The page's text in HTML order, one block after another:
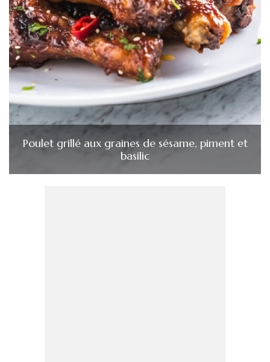
Poulet grillé aux graines de sésame, piment et
basilic